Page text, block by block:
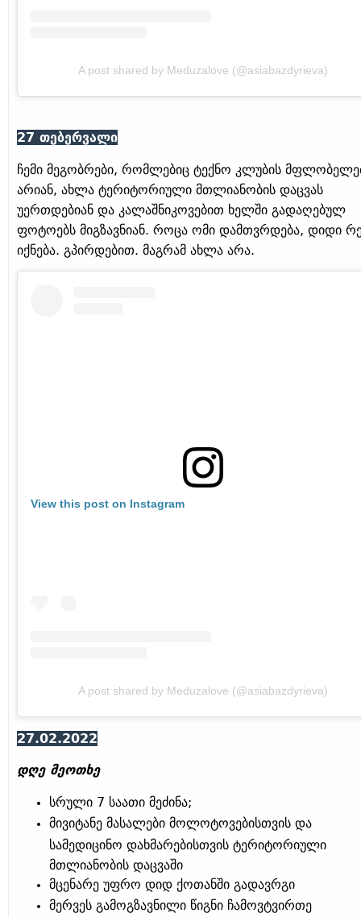
A post shared by Meduzalove (@asiabazdyrieva)
27 თებერვალი
ჩემი მეგობრები, რომლებიც ტექნო კლუბის
არიან, ახლა ტერიტორიული მთლიანობის დაცვას
უერთდებიან და კალაშნიკოვებით ხელში გადაღებულ
ფოტოებს მიგზავნიან. როცა ომი დამთვრდება, დიდი
იქნება. გპირდებით. მაგრამ ახლა არა.
View this post on Instagram
A post shared by Meduzalove (@asiabazdyrieva)
27.02.2022
დღე მეოთხე
სრული 7 საათი მეძინა;
მივიტანე მასალები მოლოტოვებისთვის და
სამედიცინო დახმარებისთვის ტერიტორიული
მთლიანობის დაცვაში
მცენარე უფრო დიდ ქოთანში გადავრგი
მერვეს გამოგზავნილი წიგნი ჩამოვტვირთე